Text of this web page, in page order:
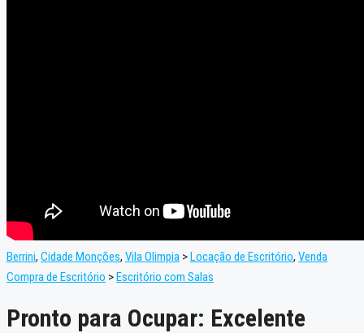
Berrini, Cidade Monções, Vila Olimpia >Locação de Escritório, Venda
Compra de Escritório >Escritório com Salas
Pronto para Ocupar: Excelente